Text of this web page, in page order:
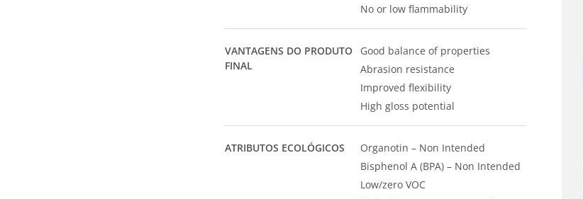
No or low flammability
VANTAGENS DO PRODUTO
FINAL
Good balance of properties
Abrasion resistance
Improved flexibility
High gloss potential
ATRIBUTOS ECOLÓGICOS
Organotin – Non Intended
Bisphenol A (BPA) – Non Intended
Low/zero VOC